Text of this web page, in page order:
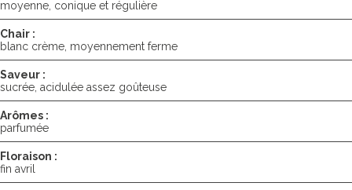
moyenne, conique et régulière
Chair :
blanc crème, moyennement ferme
Saveur :
sucrée, acidulée assez goûteuse
Arômes :
parfumée
Floraison :
fin avril